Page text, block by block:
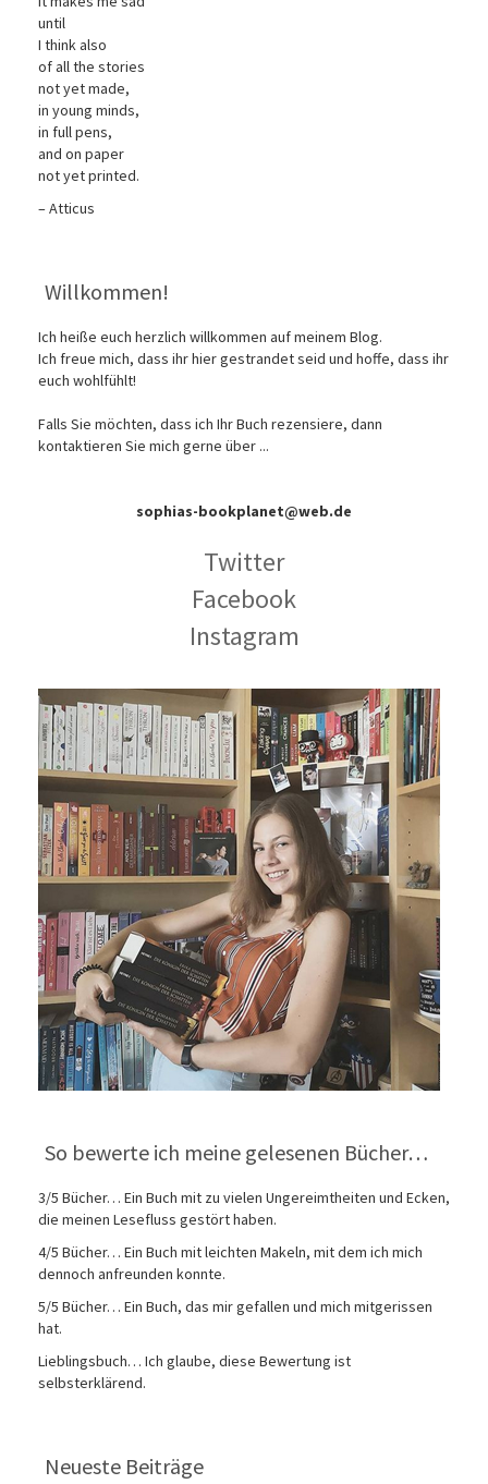
until
I think also
of all the stories
not yet made,
in young minds,
in full pens,
and on paper
not yet printed.
– Atticus
Willkommen!
Ich heiße euch herzlich willkommen auf meinem Blog.
Ich freue mich, dass ihr hier gestrandet seid und hoffe, dass ihr
euch wohlfühlt!
Falls Sie möchten, dass ich Ihr Buch rezensiere, dann
kontaktieren Sie mich gerne über ...
sophias-bookplanet@web.de
Twitter
Facebook
Instagram
So bewerte ich meine gelesenen Bücher…
3/5 Bücher… Ein Buch mit zu vielen Ungereimtheiten und Ecken,
die meinen Lesefluss gestört haben.
4/5 Bücher… Ein Buch mit leichten Makeln, mit dem ich mich
dennoch anfreunden konnte.
5/5 Bücher… Ein Buch, das mir gefallen und mich mitgerissen
hat.
Lieblingsbuch… Ich glaube, diese Bewertung ist
selbsterklärend.
Neueste Beiträge